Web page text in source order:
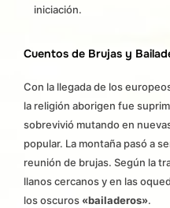
iniciación.
Cuentos de Brujas y
Con la llegada de los
la religión aborigen fue
sobrevivió mutando en
popular. La montaña pasó a
reunión de brujas. Según la
llanos cercanos y en las
los oscuros «bailaderos».